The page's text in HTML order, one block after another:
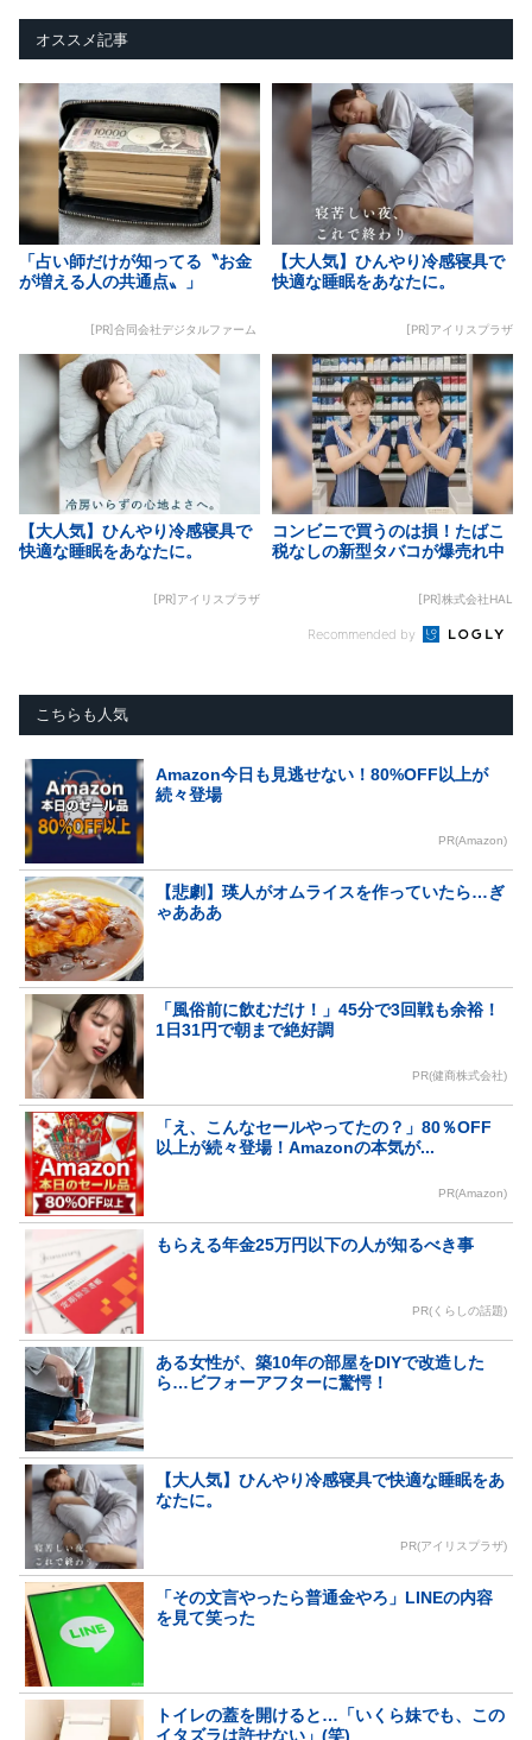
オススメ記事
「占い師だけが知ってる〝お金
が増える人の共通点〟」
[PR]合同会社デジタルファーム
【大人気】ひんやり冷感寝具で
快適な睡眠をあなたに。
[PR]アイリスプラザ
【大人気】ひんやり冷感寝具で
快適な睡眠をあなたに。
[PR]アイリスプラザ
コンビニで買うのは損！たばこ
税なしの新型タバコが爆売れ中
[PR]株式会社HAL
Recommended by
こちらも人気
Amazon今日も見逃せない！80%OFF以上が
続々登場
PR(Amazon)
【悲劇】瑛人がオムライスを作っていたら…ぎ
ゃあああ
「風俗前に飲むだけ！」45分で3回戦も余裕！
1日31円で朝まで絶好調
PR(健商株式会社)
「え、こんなセールやってたの？」80％OFF
以上が続々登場！Amazonの本気が...
PR(Amazon)
もらえる年金25万円以下の人が知るべき事
PR(くらしの話題)
ある女性が、築10年の部屋をDIYで改造した
ら…ビフォーアフターに驚愕！
【大人気】ひんやり冷感寝具で快適な睡眠をあ
なたに。
PR(アイリスプラザ)
「その文言やったら普通金やろ」LINEの内容
を見て笑った
トイレの蓋を開けると…「いくら妹でも、この
イタズラは許せない」(笑)